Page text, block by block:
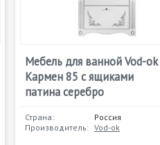
Мебель для ванной Vod-ok
Кармен 85 с ящиками
патина серебро
Страна:
Россия
Производитель: Vod-ok